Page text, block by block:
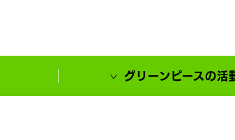
グリーンピースの活